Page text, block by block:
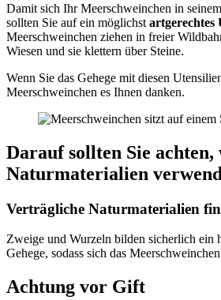
Damit sich Ihr Meerschweinchen in
sollten Sie auf ein möglichst artgerechtes
Meerschweinchen ziehen in freier
Wiesen und sie klettern über Steine.
Wenn Sie das Gehege mit diesen
Meerschweinchen es Ihnen danken.
Darauf sollten Sie achten,
Naturmaterialien
Verträgliche Naturmaterialien
Zweige und Wurzeln bilden sicherlich ein
Gehege, sodass sich das Meerschweinchen
Achtung vor Gift